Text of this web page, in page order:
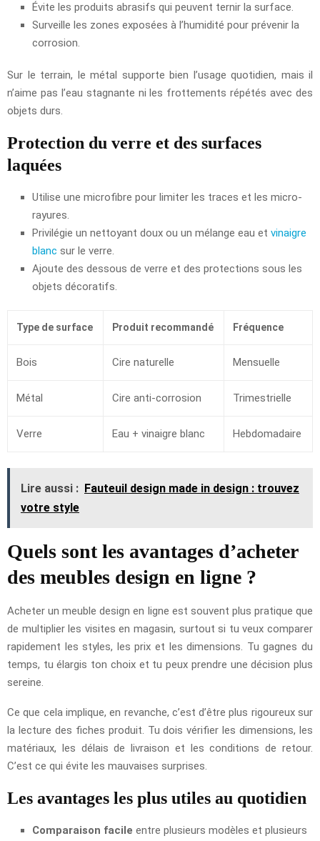
Évite les produits abrasifs qui peuvent ternir la surface.
Surveille les zones exposées à l’humidité pour prévenir la
corrosion.
Sur le terrain, le métal supporte bien l’usage quotidien, mais il
n’aime pas l’eau stagnante ni les frottements répétés avec des
objets durs.
Protection du verre et des surfaces
laquées
Utilise une microfibre pour limiter les traces et les micro-
rayures.
Privilégie un nettoyant doux ou un mélange eau et vinaigre
blanc sur le verre.
Ajoute des dessous de verre et des protections sous les
objets décoratifs.
Type de surface Produit recommandé Fréquence
Bois Cire naturelle Mensuelle
Métal Cire anti-corrosion Trimestrielle
Verre Eau + vinaigre blanc Hebdomadaire
Lire aussi : Fauteuil design made in design : trouvez
votre style
Quels sont les avantages d’acheter
des meubles design en ligne ?
Acheter un meuble design en ligne est souvent plus pratique que
de multiplier les visites en magasin, surtout si tu veux comparer
rapidement les styles, les prix et les dimensions. Tu gagnes du
temps, tu élargis ton choix et tu peux prendre une décision plus
sereine.
Ce que cela implique, en revanche, c’est d’être plus rigoureux sur
la lecture des fiches produit. Tu dois vérifier les dimensions, les
matériaux, les délais de livraison et les conditions de retour.
C’est ce qui évite les mauvaises surprises.
Les avantages les plus utiles au quotidien
Comparaison facile entre plusieurs modèles et plusieurs